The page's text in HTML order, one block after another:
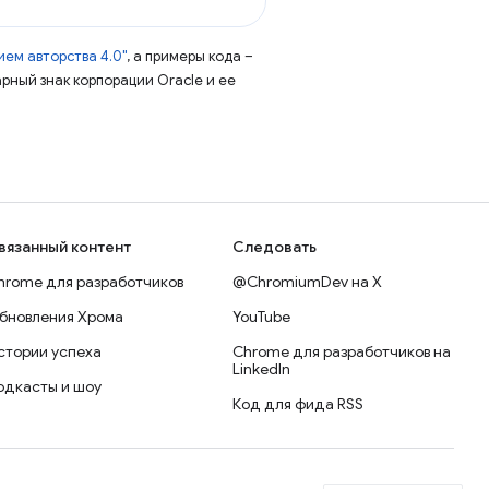
авторства 4.0", а примеры кода –
знак корпорации Oracle и ее
контент
для разработчиков
Хрома
успеха
и шоу
Следовать
@ChromiumDev на X
YouTube
Chrome для разработчиков на
LinkedIn
Код для фида RSS